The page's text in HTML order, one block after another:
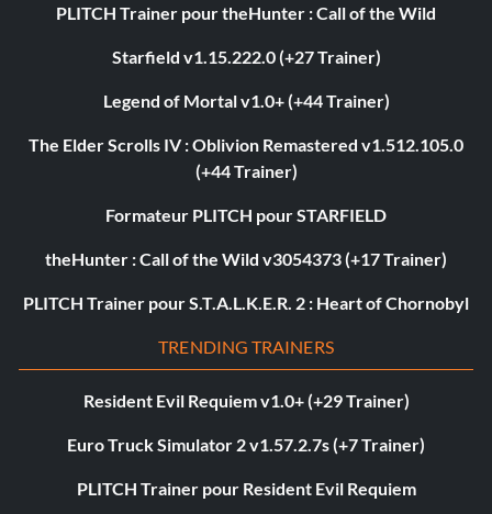
PLITCH Trainer pour theHunter : Call of the Wild
Starfield v1.15.222.0 (+27 Trainer)
Legend of Mortal v1.0+ (+44 Trainer)
The Elder Scrolls IV : Oblivion Remastered v1.512.105.0
(+44 Trainer)
Formateur PLITCH pour STARFIELD
theHunter : Call of the Wild v3054373 (+17 Trainer)
PLITCH Trainer pour S.T.A.L.K.E.R. 2 : Heart of Chornobyl
TRENDING TRAINERS
Resident Evil Requiem v1.0+ (+29 Trainer)
Euro Truck Simulator 2 v1.57.2.7s (+7 Trainer)
PLITCH Trainer pour Resident Evil Requiem